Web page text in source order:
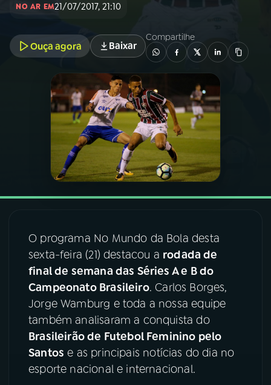
PROGRAMAÇÃO
PROGRAMAS
PODCASTS
08FESTIVAL DE MÚSICA
ACOMPANHE A RÁDIO NACIONAL
YouTube Facebook
Instagram X
NO AR EM21/07/2017, 21:10
Ouça agora Baixar
Compartilhe
O programa No Mundo da Bola desta
sexta-feira (21) destacou a rodada de
final de semana das Séries A e B do
Campeonato Brasileiro. Carlos Borges,
Jorge Wamburg e toda a nossa equipe
também analisaram a conquista do
Brasileirão de Futebol Feminino pelo
Santos e as principais notícias do dia no
esporte nacional e internacional.